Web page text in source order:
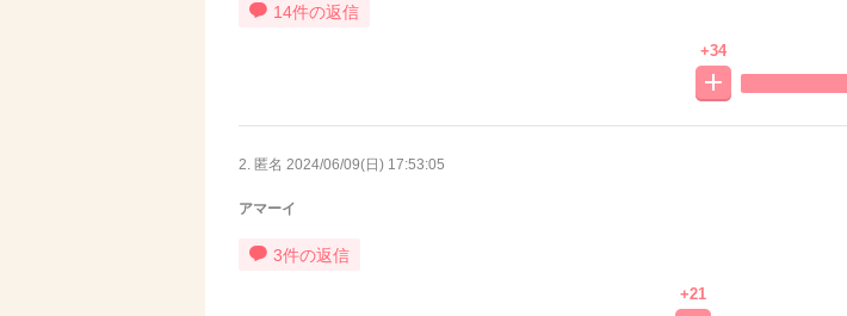
14件の返信
+34
2. 匿名 2024/06/09(日) 17:53:05
アマーイ
3件の返信
+21